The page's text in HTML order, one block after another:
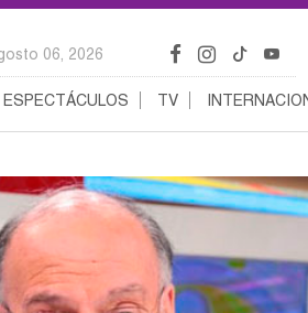
06, 2026
ESPECTÁCULOS TV